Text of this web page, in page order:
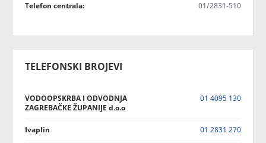
Telefon centrala: 01/2831-510
TELEFONSKI BROJEVI
VODOOPSKRBA I ODVODNJA
ZAGREBAČKE ŽUPANIJE d.o.o
01 4095 130
Ivaplin 01 2831 270